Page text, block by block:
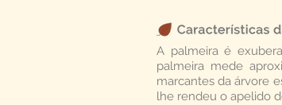
A palmeira é
palmeira mede
marcantes da árvore
lhe rendeu o apelido